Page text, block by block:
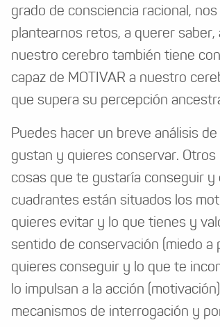
grado de consciencia racional,
plantearnos retos, a querer
nuestro cerebro también tiene
capaz de MOTIVAR a nuestro
que supera su percepción
Puedes hacer un breve análisis
gustan y quieres conservar.
cosas que te gustaría conseguir
cuadrantes están situados los
quieres evitar y lo que tienes y
sentido de conservación (miedo a
quieres conseguir y lo que te
lo impulsan a la acción
mecanismos de interrogación y